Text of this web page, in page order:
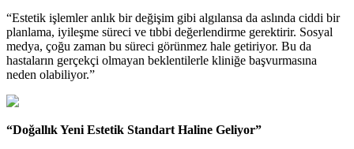
“Estetik işlemler anlık bir değişim gibi algılansa da aslında ciddi bir
planlama, iyileşme süreci ve tıbbi değerlendirme gerektirir. Sosyal
medya, çoğu zaman bu süreci görünmez hale getiriyor. Bu da
hastaların gerçekçi olmayan beklentilerle kliniğe başvurmasına
neden olabiliyor.”
“Doğallık Yeni Estetik Standart Haline Geliyor”